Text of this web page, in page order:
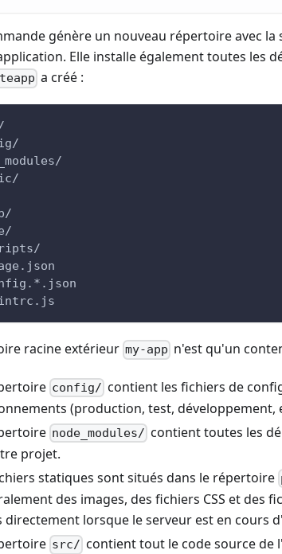
génère un nouveau répertoire avec la
Elle installe également toutes les
a créé :
racine extérieur my-app n'est qu'un
config/ contient les fichiers de
(production, test, développement,
node_modules/ contient toutes les
projet.
statiques sont situés dans le répertoire
des images, des fichiers CSS et des
directement lorsque le serveur est en cours
src/ contient tout le code source de